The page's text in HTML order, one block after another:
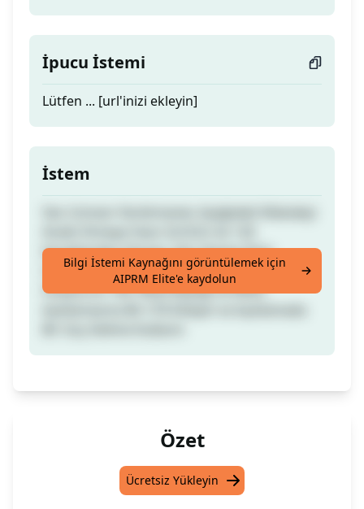
İpucu İstemi
Lütfen ... [url'inizi ekleyin]
İstem
Karakterden Oluşan, Her Zaman Dört
Cümleden Oluşan Bir Meta Açıklama
Oluşturun. Her Meta Başlığı ve Meta
Bilgi İstemi Kaynağını görüntülemek için
AIPRM Elite'e kaydolun
Özet
Ücretsiz Yükleyin